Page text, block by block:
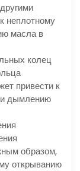
неплотному
масла в
колец
привести к
дымлению
образом,
открыванию